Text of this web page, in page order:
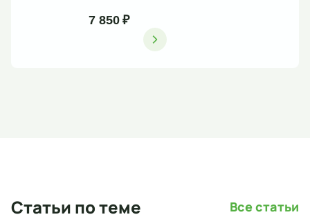
7 850 ₽
Статьи по теме Все статьи